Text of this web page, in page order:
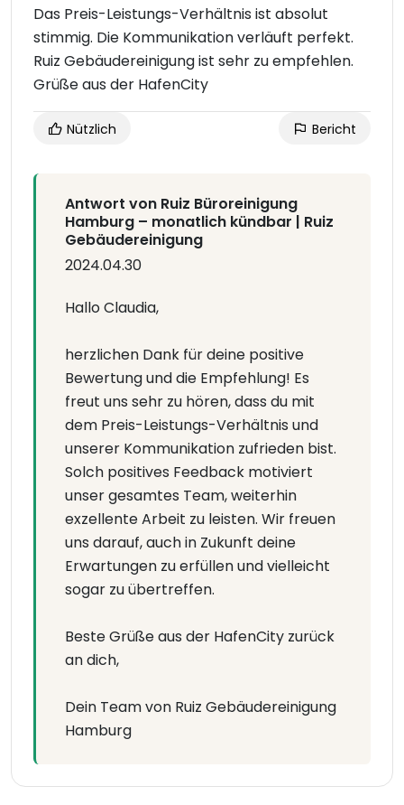
Das Preis-Leistungs-Verhältnis ist absolut
stimmig. Die Kommunikation verläuft perfekt.
Ruiz Gebäudereinigung ist sehr zu empfehlen.
Grüße aus der HafenCity
Nützlich Bericht
Antwort von Ruiz Büroreinigung
Hamburg – monatlich kündbar | Ruiz
Gebäudereinigung
2024.04.30
Hallo Claudia,
herzlichen Dank für deine positive
Bewertung und die Empfehlung! Es
freut uns sehr zu hören, dass du mit
dem Preis-Leistungs-Verhältnis und
unserer Kommunikation zufrieden bist.
Solch positives Feedback motiviert
unser gesamtes Team, weiterhin
exzellente Arbeit zu leisten. Wir freuen
uns darauf, auch in Zukunft deine
Erwartungen zu erfüllen und vielleicht
sogar zu übertreffen.
Beste Grüße aus der HafenCity zurück
an dich,
Dein Team von Ruiz Gebäudereinigung
Hamburg